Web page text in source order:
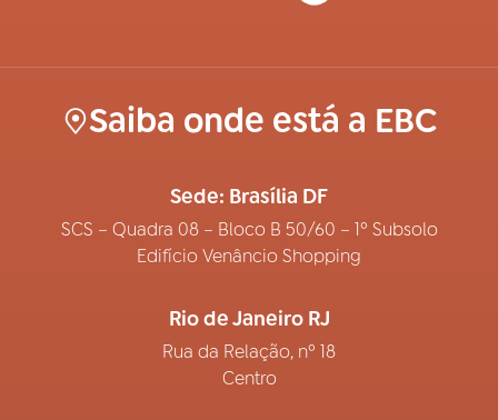
Saiba onde está a EBC
Sede: Brasília DF
SCS – Quadra 08 – Bloco B 50/60 – 1º Subsolo
Edifício Venâncio Shopping
Rio de Janeiro RJ
Rua da Relação, nº 18
Centro